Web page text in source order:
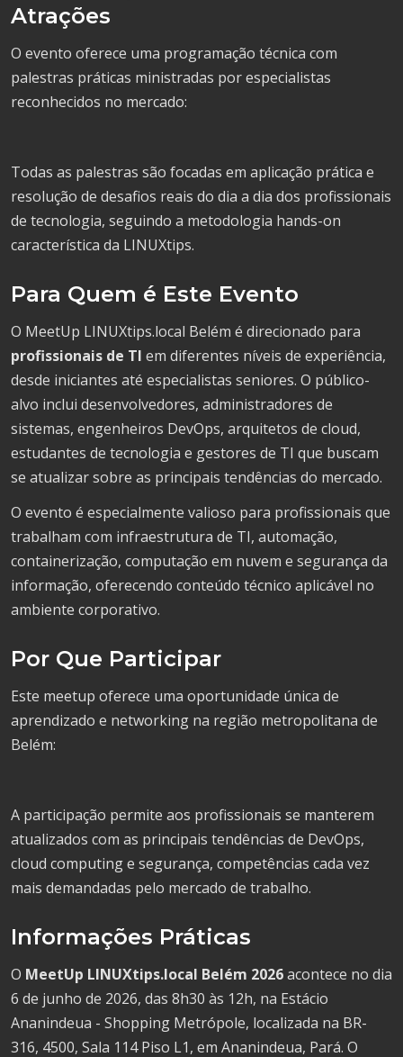
Atrações
O evento oferece uma programação técnica com
palestras práticas ministradas por especialistas
reconhecidos no mercado:
Todas as palestras são focadas em aplicação prática e
resolução de desafios reais do dia a dia dos profissionais
de tecnologia, seguindo a metodologia hands-on
característica da LINUXtips.
Para Quem é Este Evento
O MeetUp LINUXtips.local Belém é direcionado para
profissionais de TI em diferentes níveis de experiência,
desde iniciantes até especialistas seniores. O público-
alvo inclui desenvolvedores, administradores de
sistemas, engenheiros DevOps, arquitetos de cloud,
estudantes de tecnologia e gestores de TI que buscam
se atualizar sobre as principais tendências do mercado.
O evento é especialmente valioso para profissionais que
trabalham com infraestrutura de TI, automação,
containerização, computação em nuvem e segurança da
informação, oferecendo conteúdo técnico aplicável no
ambiente corporativo.
Por Que Participar
Este meetup oferece uma oportunidade única de
aprendizado e networking na região metropolitana de
Belém:
A participação permite aos profissionais se manterem
atualizados com as principais tendências de DevOps,
cloud computing e segurança, competências cada vez
mais demandadas pelo mercado de trabalho.
Informações Práticas
O MeetUp LINUXtips.local Belém 2026acontece no dia
6 de junho de 2026, das 8h30 às 12h, na Estácio
Ananindeua - Shopping Metrópole, localizada na BR-
316, 4500, Sala 114 Piso L1, em Ananindeua, Pará. O